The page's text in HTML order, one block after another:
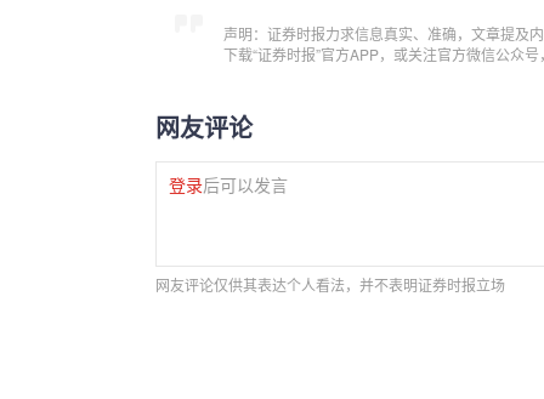
声明：证券时报力求信息真实、准确，文章提及
下载“证券时报”官方APP，或关注官方微信公众
网友评论
登录后可以发言
网友评论仅供其表达个人看法，并不表明证券时报立场